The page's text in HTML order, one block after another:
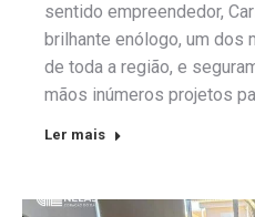
sentido empreendedor,
brilhante enólogo, um dos
de toda a região, e
mãos inúmeros projetos
Ler mais